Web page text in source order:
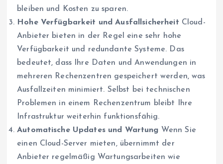
bleiben und Kosten zu sparen.
Hohe Verfügbarkeit und Ausfallsicherheit Cloud-
Anbieter bieten in der Regel eine sehr hohe
Verfügbarkeit und redundante Systeme. Das
bedeutet, dass Ihre Daten und Anwendungen in
mehreren Rechenzentren gespeichert werden, was
Ausfallzeiten minimiert. Selbst bei technischen
Problemen in einem Rechenzentrum bleibt Ihre
Infrastruktur weiterhin funktionsfähig.
Automatische Updates und Wartung Wenn Sie
einen Cloud-Server mieten, übernimmt der
Anbieter regelmäßig Wartungsarbeiten wie